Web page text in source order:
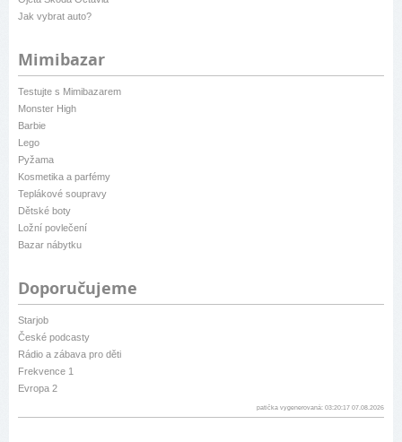
Jak vybrat auto?
Mimibazar
Testujte s Mimibazarem
Monster High
Barbie
Lego
Pyžama
Kosmetika a parfémy
Teplákové soupravy
Dětské boty
Ložní povlečení
Bazar nábytku
Doporučujeme
Starjob
České podcasty
Rádio a zábava pro děti
Frekvence 1
Evropa 2
patička vygenerovaná: 03:20:17 07.08.2026